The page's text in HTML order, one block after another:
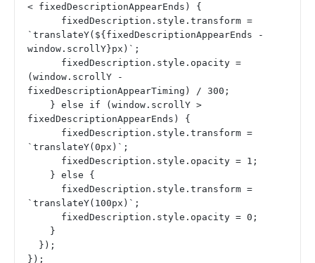
< fixedDescriptionAppearEnds) {
`translateY(${fixedDescriptionAppearEnds -
window.scrollY}px)`;
(window.scrollY -
fixedDescriptionAppearTiming) / 300;
fixedDescriptionAppearEnds) {
`translateY(0px)`;
      fixedDescription.style.opacity = 1;
    } else {
`translateY(100px)`;
      fixedDescription.style.opacity = 0;
    }
  });
});